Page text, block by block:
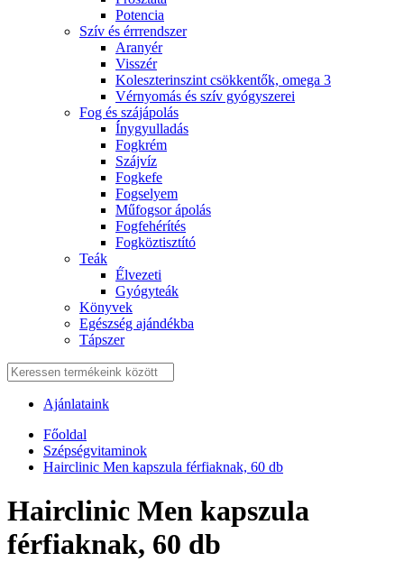
Potencia
Szív és érrrendszer
Aranyér
Visszér
Koleszterinszint csökkentők, omega 3
Vérnyomás és szív gyógyszerei
Fog és szájápolás
Í́nygyulladás
Fogkrém
Szájvíz
Fogkefe
Fogselyem
Műfogsor ápolás
Fogfehérítés
Fogköztisztító
Teák
É́lvezeti
Gyógyteák
Könyvek
Egészség ajándékba
Tápszer
Ajánlataink
Főoldal
Szépségvitaminok
Hairclinic Men kapszula férfiaknak, 60 db
Hairclinic Men kapszula
férfiaknak, 60 db